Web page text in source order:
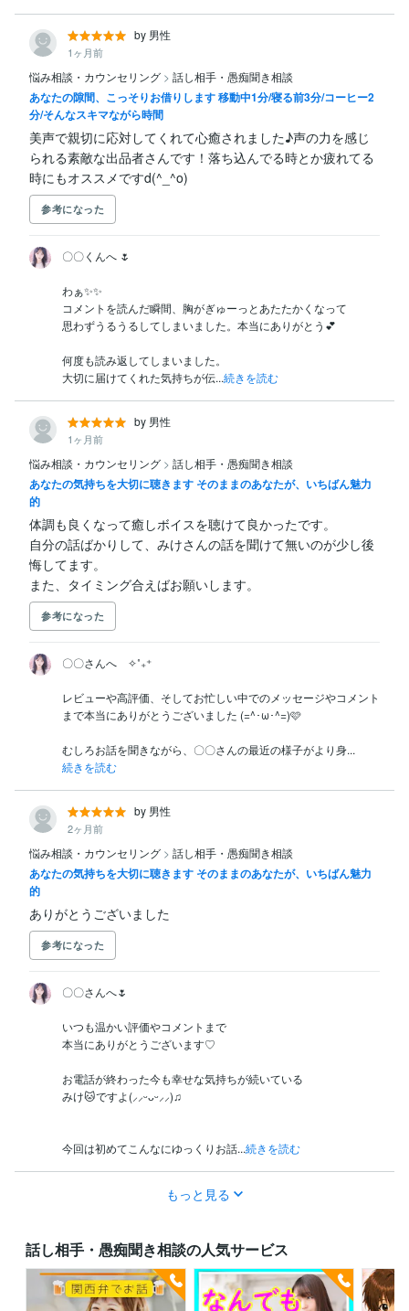
by 男性
1ヶ月前
悩み相談・カウンセリング > 話し相手・愚痴聞き相談
あなたの隙間、こっそりお借りします 移動中1分/寝る前3分/コーヒー2
分/そんなスキマながら時間
美声で親切に応対してくれて心癒されました♪声の力を感じ
られる素敵な出品者さんです！落ち込んでる時とか疲れてる
時にもオススメですd(^_^o)
参考になった
〇〇くんへ 🌷
わぁ✨✨
コメントを読んだ瞬間、胸がぎゅーっとあたたかくなって
思わずうるうるしてしまいました。本当にありがとう💕
何度も読み返してしまいました。
大切に届けてくれた気持ちが伝...続きを読む
by 男性
1ヶ月前
悩み相談・カウンセリング > 話し相手・愚痴聞き相談
あなたの気持ちを大切に聴きます そのままのあなたが、いちばん魅力
的
体調も良くなって癒しボイスを聴けて良かったです。
自分の話ばかりして、みけさんの話を聞けて無いのが少し後
悔してます。
また、タイミング合えばお願いします。
参考になった
〇〇さんへ    ✧˚₊⁺
レビューや高評価、そしてお忙しい中でのメッセージやコメント
まで本当にありがとうございました (=^･ω･^=)🩷
むしろお話を聞きながら、〇〇さんの最近の様子がより身...
続きを読む
by 男性
2ヶ月前
悩み相談・カウンセリング > 話し相手・愚痴聞き相談
あなたの気持ちを大切に聴きます そのままのあなたが、いちばん魅力
的
ありがとうございました
参考になった
〇〇さんへ🌷
いつも温かい評価やコメントまで
本当にありがとうございます♡
お電話が終わった今も幸せな気持ちが続いている
みけ🐱ですよ(⸝⸝ᵕᴗᵕ⸝⸝)♫
今回は初めてこんなにゆっくりお話...続きを読む
もっと見る
話し相手・愚痴聞き相談の人気サービス